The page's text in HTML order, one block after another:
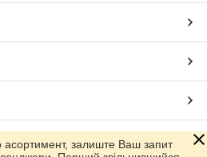
залиште Ваш запит